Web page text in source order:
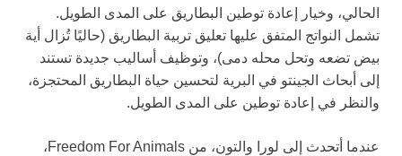
الحالي، وخيار إعادة توطين البطاريق على المدى الطويل.
تشمل النواتج المتفق عليها تعليق تربية البطاريق (حاليًا تُزال أية
بيض تضعه وتحل محله دمى)، وتوظيف أساليب جديدة تستند
إلى أبحاث الجينتو في البرية لتحسين حياة البطاريق المحتجزة،
والنظر في إعادة توطين على المدى الطويل.
عندما أتحدث إلى لورا والتون، من Freedom For Animals،